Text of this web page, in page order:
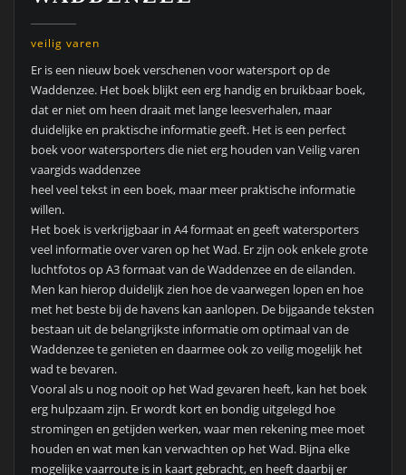
veilig varen
Er is een nieuw boek verschenen voor watersport op de
Waddenzee. Het boek blijkt een erg handig en bruikbaar boek,
dat er niet om heen draait met lange leesverhalen, maar
duidelijke en praktische informatie geeft. Het is een perfect
boek voor watersporters die niet erg houden van Veilig varen
vaargids waddenzee
heel veel tekst in een boek, maar meer praktische informatie
willen.
Het boek is verkrijgbaar in A4 formaat en geeft watersporters
veel informatie over varen op het Wad. Er zijn ook enkele grote
luchtfotos op A3 formaat van de Waddenzee en de eilanden.
Men kan hierop duidelijk zien hoe de vaarwegen lopen en hoe
met het beste bij de havens kan aanlopen. De bijgaande teksten
bestaan uit de belangrijkste informatie om optimaal van de
Waddenzee te genieten en daarmee ook zo veilig mogelijk het
wad te bevaren.
Vooral als u nog nooit op het Wad gevaren heeft, kan het boek
erg hulpzaam zijn. Er wordt kort en bondig uitgelegd hoe
stromingen en getijden werken, waar men rekening mee moet
houden en wat men kan verwachten op het Wad. Bijna elke
mogelijke vaarroute is in kaart gebracht, en heeft daarbij er